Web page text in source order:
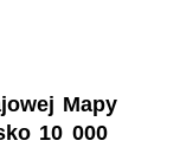
Mapy
10 000